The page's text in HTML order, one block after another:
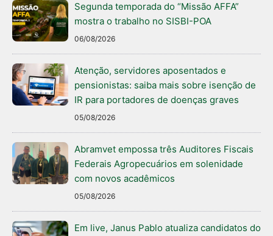
Segunda temporada do “Missão AFFA”
mostra o trabalho no SISBI-POA
06/08/2026
Atenção, servidores aposentados e
pensionistas: saiba mais sobre isenção de
IR para portadores de doenças graves
05/08/2026
Abramvet empossa três Auditores Fiscais
Federais Agropecuários em solenidade
com novos acadêmicos
05/08/2026
Em live, Janus Pablo atualiza candidatos do